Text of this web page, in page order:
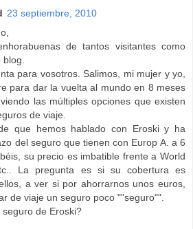
23 septiembre, 2010
de tantos visitantes como
para vosotros. Salimos, mi mujer y yo,
para dar la vuelta al mundo en 8 meses
las múltiples opciones que existen
de viaje.
que hemos hablado con Eroski y ha
del seguro que tienen con Europ A. a 6
su precio es imbatible frente a World
La pregunta es si su cobertura es
a ver si por ahorrarnos unos euros,
de viaje un seguro poco ""seguro"".
de Eroski?